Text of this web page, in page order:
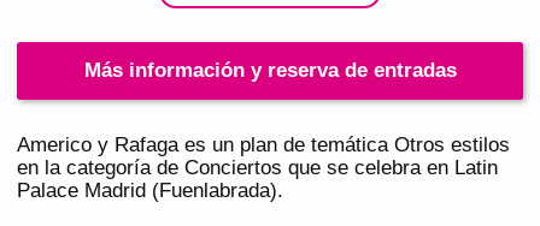
Más información y reserva de entradas
Americo y Rafaga es un plan de temática Otros estilos
en la categoría de Conciertos que se celebra en Latin
Palace Madrid (Fuenlabrada).